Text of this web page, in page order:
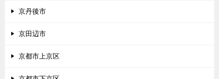
京丹後市
京田辺市
京都市上京区